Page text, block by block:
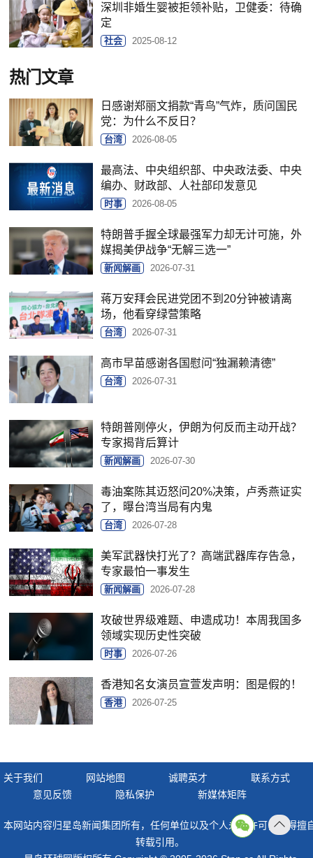
深圳非婚生婴被拒领补贴，卫健委：待确
定
社会 2025-08-12
热门文章
日感谢郑丽文捐款“青鸟”气炸，质问国民
党：为什么不反日？
台湾 2026-08-05
最高法、中央组织部、中央政法委、中央
编办、财政部、人社部印发意见
时事 2026-08-05
特朗普手握全球最强军力却无计可施，外
媒揭美伊战争“无解三选一”
新闻解画 2026-07-31
蒋万安拜会民进党团不到20分钟被请离
场，他看穿绿营策略
台湾 2026-07-31
高市早苗感谢各国慰问“独漏赖清德”
台湾 2026-07-31
特朗普刚停火，伊朗为何反而主动开战？
专家揭背后算计
新闻解画 2026-07-30
毒油案陈其迈怒问20%决策，卢秀燕证实
了，曝台湾当局有内鬼
台湾 2026-07-28
美军武器快打光了？高端武器库存告急，
专家最怕一事发生
新闻解画 2026-07-28
攻破世界级难题、申遗成功！本周我国多
领域实现历史性突破
时事 2026-07-26
香港知名女演员宣萱发声明：图是假的！
香港 2026-07-25
关于我们 网站地图 诚聘英才
联系方式
意见反馈
隐私保护 新媒体矩阵
本网站内容归星岛新闻集团所有，任何单位以及个人未经许可，不得擅
转载引用。